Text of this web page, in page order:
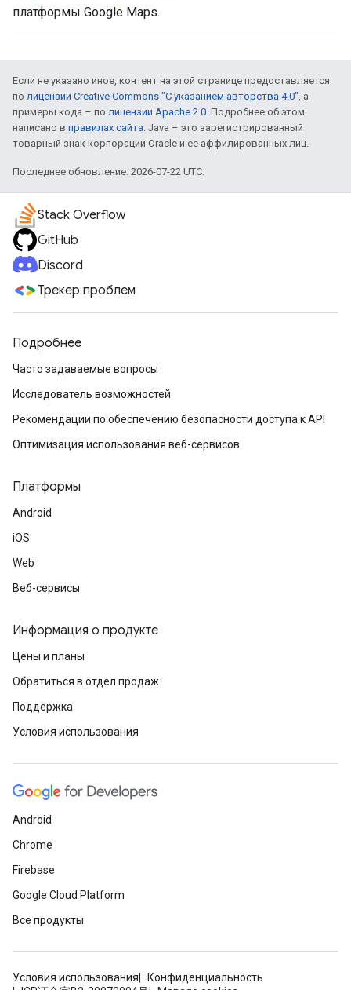
платформы Google Maps.
Если не указано иное, контент на этой странице предоставляется
по лицензии Creative Commons "С указанием авторства 4.0", а
примеры кода – по лицензии Apache 2.0. Подробнее об этом
написано в правилах сайта. Java – это зарегистрированный
товарный знак корпорации Oracle и ее аффилированных лиц.
Последнее обновление: 2026-07-22 UTC.
Stack Overflow
GitHub
Discord
Трекер проблем
Подробнее
Часто задаваемые вопросы
Исследователь возможностей
Рекомендации по обеспечению безопасности доступа к API
Оптимизация использования веб-сервисов
Платформы
Android
iOS
Web
Веб-сервисы
Информация о продукте
Цены и планы
Обратиться в отдел продаж
Поддержка
Условия использования
Android
Chrome
Firebase
Google Cloud Platform
Все продукты
Условия использования
Конфиденциальность